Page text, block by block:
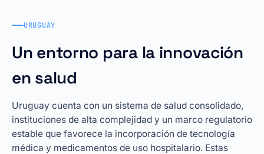
URUGUAY
Un entorno para la innovación
en salud
Uruguay cuenta con un sistema de salud consolidado,
instituciones de alta complejidad y un marco regulatorio
estable que favorece la incorporación de tecnología
médica y medicamentos de uso hospitalario. Estas